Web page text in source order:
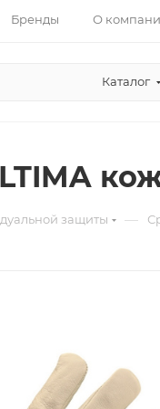
Бренды О
Каталог
защиты —